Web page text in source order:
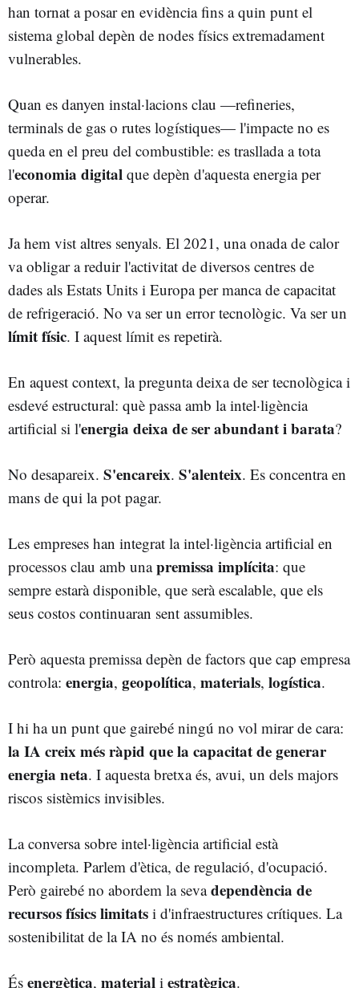
han tornat a posar en evidència fins a quin punt el
sistema global depèn de nodes físics extremadament
vulnerables.
Quan es danyen instal·lacions clau —refineries,
terminals de gas o rutes logístiques— l'impacte no es
queda en el preu del combustible: es trasllada a tota
l'economia digital que depèn d'aquesta energia per
operar.
Ja hem vist altres senyals. El 2021, una onada de calor
va obligar a reduir l'activitat de diversos centres de
dades als Estats Units i Europa per manca de capacitat
de refrigeració. No va ser un error tecnològic. Va ser un
límit físic. I aquest límit es repetirà.
En aquest context, la pregunta deixa de ser tecnològica i
esdevé estructural: què passa amb la intel·ligència
artificial si l'energia deixa de ser abundant i barata?
No desapareix. S'encareix. S'alenteix. Es concentra en
mans de qui la pot pagar.
Les empreses han integrat la intel·ligència artificial en
processos clau amb unapremissa implícita: que
sempre estarà disponible, que serà escalable, que els
seus costos continuaran sent assumibles.
Però aquesta premissa depèn de factors que cap empresa
controla: energia, geopolítica, materials, logística.
I hi ha un punt que gairebé ningú no vol mirar de cara:
la IA creix més ràpid que la capacitat de generar
energia neta. I aquesta bretxa és, avui, un dels majors
riscos sistèmics invisibles.
La conversa sobre intel·ligència artificial està
incompleta. Parlem d'ètica, de regulació, d'ocupació.
Però gairebé no abordem la sevadependència de
recursos físics limitats i d'infraestructures crítiques. La
sostenibilitat de la IA no és només ambiental.
És energètica, material i estratègica.